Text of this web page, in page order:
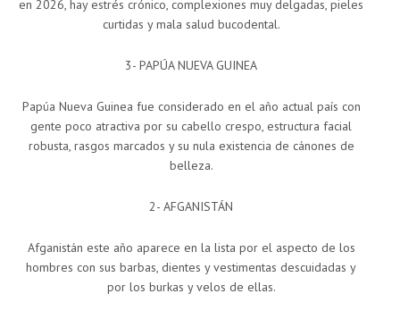
en 2026, hay estrés crónico, complexiones muy delgadas, pieles
curtidas y mala salud bucodental.
3- PAPÚA NUEVA GUINEA
Papúa Nueva Guinea fue considerado en el año actual país con
gente poco atractiva por su cabello crespo, estructura facial
robusta, rasgos marcados y su nula existencia de cánones de
belleza.
2- AFGANISTÁN
Afganistán este año aparece en la lista por el aspecto de los
hombres con sus barbas, dientes y vestimentas descuidadas y
por los burkas y velos de ellas.